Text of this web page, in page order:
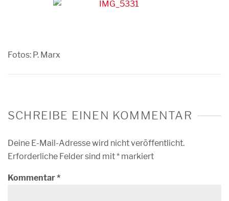
Fotos: P. Marx
SCHREIBE EINEN KOMMENTAR
Deine E-Mail-Adresse wird nicht veröffentlicht.
Erforderliche Felder sind mit* markiert
Kommentar*